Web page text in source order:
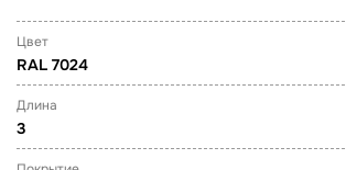
Цвет
RAL 7024
Длина
3